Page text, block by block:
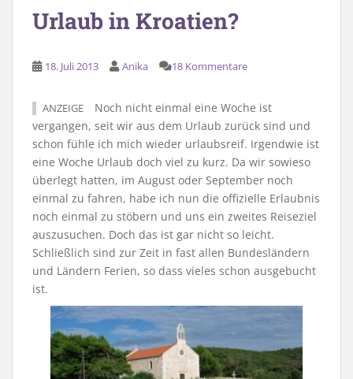
Urlaub in Kroatien?
18. Juli 2013 Anika 18 Kommentare
ANZEIGE
Noch nicht einmal eine Woche ist
vergangen, seit wir aus dem Urlaub zurück sind und
schon fühle ich mich wieder urlaubsreif. Irgendwie ist
eine Woche Urlaub doch viel zu kurz. Da wir sowieso
überlegt hatten, im August oder September noch
einmal zu fahren, habe ich nun die offizielle Erlaubnis
noch einmal zu stöbern und uns ein zweites Reiseziel
auszusuchen. Doch das ist gar nicht so leicht.
Schließlich sind zur Zeit in fast allen Bundesländern
und Ländern Ferien, so dass vieles schon ausgebucht
ist.